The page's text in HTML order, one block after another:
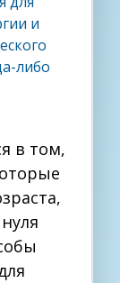
и
либо
в том,